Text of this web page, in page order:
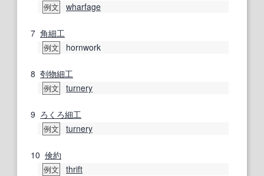
例文 wharfage
7 角細工
例文 hornwork
8 刳物細工
例文 turnery
9 ろくろ細工
例文 turnery
10 倹約
例文 thrift